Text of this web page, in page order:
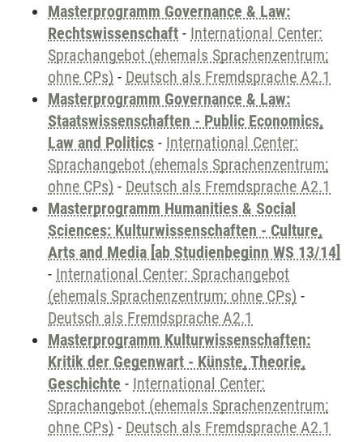
Masterprogramm Governance & Law:
Rechtswissenschaft - International Center:
Sprachangebot (ehemals Sprachenzentrum;
ohne CPs) - Deutsch als Fremdsprache A2.1
Masterprogramm Governance & Law:
Staatswissenschaften - Public Economics,
Law and Politics - International Center:
Sprachangebot (ehemals Sprachenzentrum;
ohne CPs) - Deutsch als Fremdsprache A2.1
Masterprogramm Humanities & Social
Sciences: Kulturwissenschaften - Culture,
Arts and Media [ab Studienbeginn WS 13/14]
- International Center: Sprachangebot
(ehemals Sprachenzentrum; ohne CPs) -
Deutsch als Fremdsprache A2.1
Masterprogramm Kulturwissenschaften:
Kritik der Gegenwart - Künste, Theorie,
Geschichte - International Center:
Sprachangebot (ehemals Sprachenzentrum;
ohne CPs) - Deutsch als Fremdsprache A2.1